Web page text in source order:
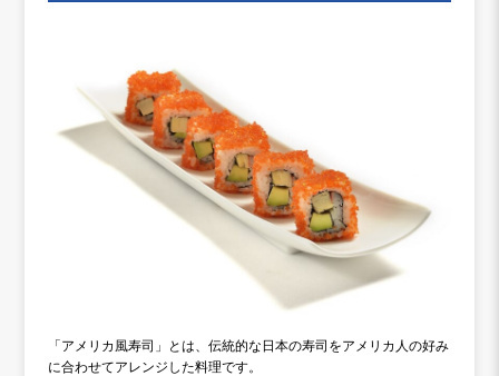
「アメリカ風寿司」とは、伝統的な日本の寿司をアメリカ人の好み
に合わせてアレンジした料理です。